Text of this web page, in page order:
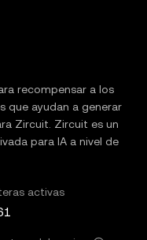
recompensar a los
que ayudan a generar
Zircuit. Zircuit es un
para IA a nivel de
activas